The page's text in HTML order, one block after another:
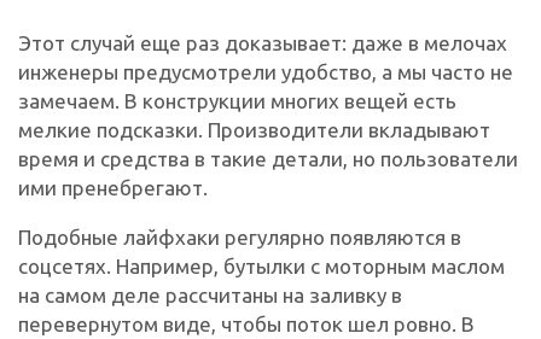
Этот случай еще раз доказывает: даже в мелочах
инженеры предусмотрели удобство, а мы часто не
замечаем. В конструкции многих вещей есть
мелкие подсказки. Производители вкладывают
время и средства в такие детали, но пользователи
ими пренебрегают.
Подобные лайфхаки регулярно появляются в
соцсетях. Например, бутылки с моторным маслом
на самом деле рассчитаны на заливку в
перевернутом виде, чтобы поток шел ровно. В